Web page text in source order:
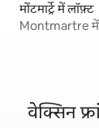
मोंटमार्ट्रे में लॉफ़्ट
Montmartre
वेक्सिन